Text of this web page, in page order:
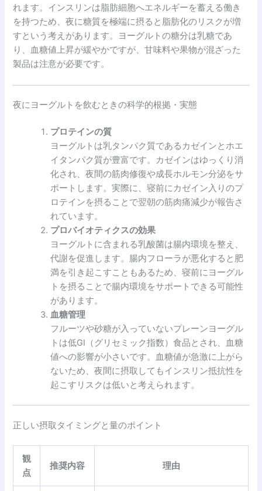
れます。インスリンは脂肪細胞へエネルギーを蓄える働き
を持つため、夜に糖質を極端に摂ると脂肪化のリスクが増
すという考えがあります。ヨーグルトの糖分は乳糖であ
り、血糖値上昇が緩やかですが、甘味料や果物が混ざった
製品は注意が必要です。
夜にヨーグルトを飲むときの科学的根拠・実態
プロテインの質
ヨーグルトは乳タンパク質であるカゼインとホエ
イタンパク質が豊富です。カゼインはゆっくり消
化され、夜間の筋肉修復や成長ホルモン分泌をサ
ポートします。実際に、寝前にカゼイン入りのプ
ロテインを摂ることで翌朝の筋肉痛減少が報告さ
れています。
プロバイオティクスの効果
ヨーグルトに含まれる乳酸菌は腸内環境を整え、
代謝を促進します。腸内フローラが悪化すると肥
満を引き起こすこともあるため、寝前にヨーグル
トを摂ることで腸内環境をサポートできる可能性
があります。
血糖管理
フルーツや砂糖が入っていないプレーンヨーグル
トは低GI（グリセミック指数）食品とされ、血糖
値への影響が小さいです。血糖値が急激に上がら
ないため、夜間に摂取してもインスリン抵抗性を
起こすリスクは低いと考えられます。
正しい摂取タイミングと量のポイント
観
点
推奨内容 理由